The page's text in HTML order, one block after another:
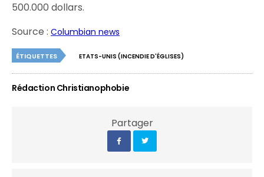
500.000 dollars.
Source :Columbian news
ÉTIQUETTES ETATS-UNIS (INCENDIE D'ÉGLISES)
Rédaction Christianophobie
Partager